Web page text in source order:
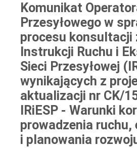
Komunikat
Przesyłowego w
procesu konsultacji
Instrukcji Ruchu i
Sieci Przesyłowej
wynikających z
aktualizacji nr CK/
IRiESP - Warunki
prowadzenia
i planowania